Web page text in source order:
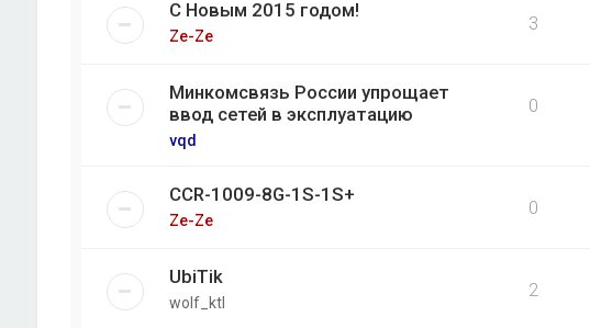
С Новым 2015 годом!
Ze-Ze
3
Минкомсвязь России упрощает
ввод сетей в эксплуатацию
vqd
0
CCR-1009-8G-1S-1S+
Ze-Ze
0
UbiTik
wolf_ktl
2